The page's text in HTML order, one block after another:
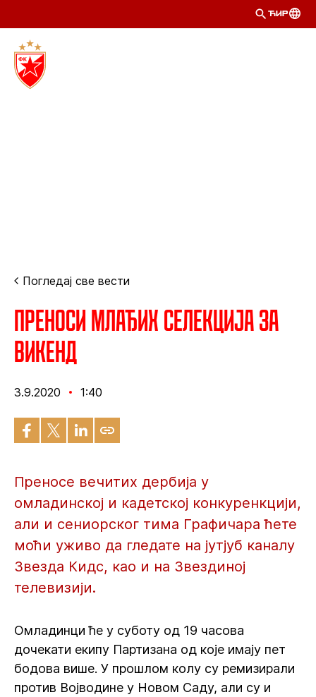
ЋИР
Погледај све вести
Преноси млађих селекција за
викенд
3.9.2020 1:40
Преносе вечитих дербија у
омладинској и кадетској конкуренкцији,
али и сениорског тима Графичара ћете
моћи уживо да гледате на јутјуб каналу
Звезда Кидс, као и на Звездиној
телевизији.
Омладинци ће у суботу од 19 часова
дочекати екипу Партизана од које имају пет
бодова више. У прошлом колу су ремизирали
против Војводине у Новом Саду, али су и